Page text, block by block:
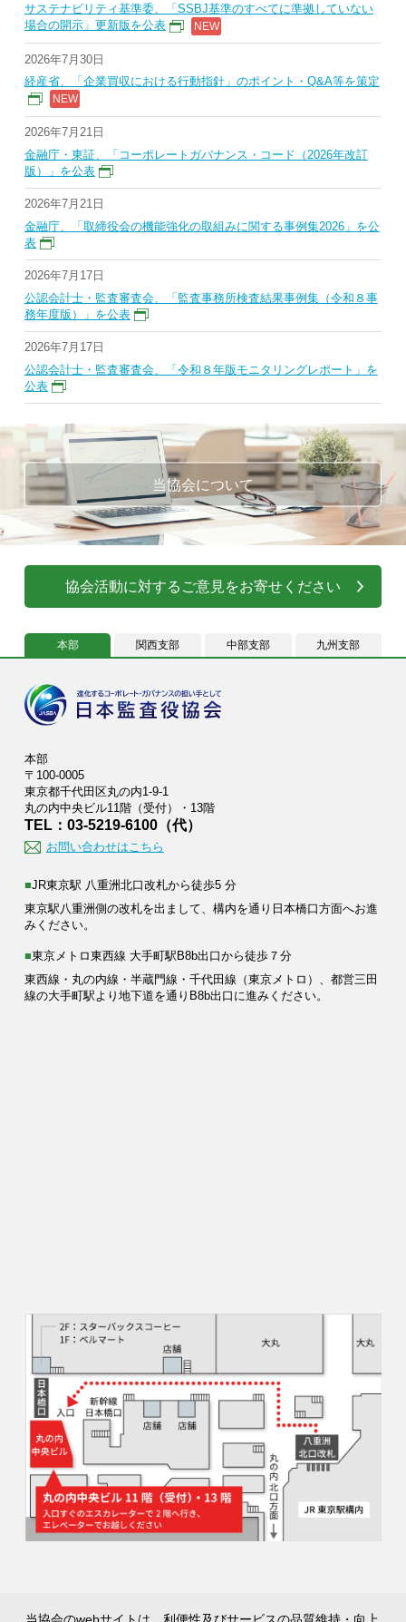
サステナビリティ基準委、「SSBJ基準のすべてに準拠していない
場合の開示」更新版を公表
2026年7月30日
経産省、「企業買収における行動指針」のポイント・Q&A等を策定
2026年7月21日
金融庁・東証、「コーポレートガバナンス・コード（2026年改訂
版）」を公表
2026年7月21日
金融庁、「取締役会の機能強化の取組みに関する事例集2026」を公
表
2026年7月17日
公認会計士・監査審査会、「監査事務所検査結果事例集（令和８事
務年度版）」を公表
2026年7月17日
公認会計士・監査審査会、「令和８年版モニタリングレポート」を
公表
当協会について
協会活動に対するご意見をお寄せください
本部 関西支部 中部支部 九州支部
本部
〒100-0005
東京都千代田区丸の内1-9-1
丸の内中央ビル11階（受付）・13階
TEL：03-5219-6100（代）
お問い合わせはこちら
■JR東京駅 八重洲北口改札から徒歩5 分
東京駅八重洲側の改札を出まして、構内を通り日本橋口方面へお進
みください。
■東京メトロ東西線 大手町駅B8b出口から徒歩７分
東西線・丸の内線・半蔵門線・千代田線（東京メトロ）、都営三田
線の大手町駅より地下道を通りB8b出口に進みください。